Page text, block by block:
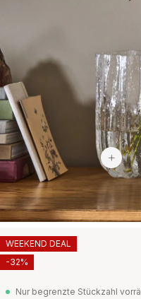
WEEKEND DEAL
-32%